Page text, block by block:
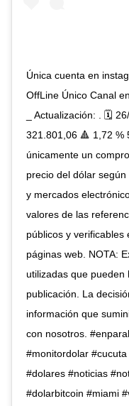
Única cuenta en
OffLine Único Canal
_ Actualización: . 🗓️
321.801,06 🔺 1,72 %
únicamente un
precio del dólar
y mercados
valores de las
públicos y verificables
páginas web. NOTA:
utilizadas que pueden
publicación. La
información que
con nosotros.
#monitordolar
#dolares #noticias
#dolarbitcoin #miami